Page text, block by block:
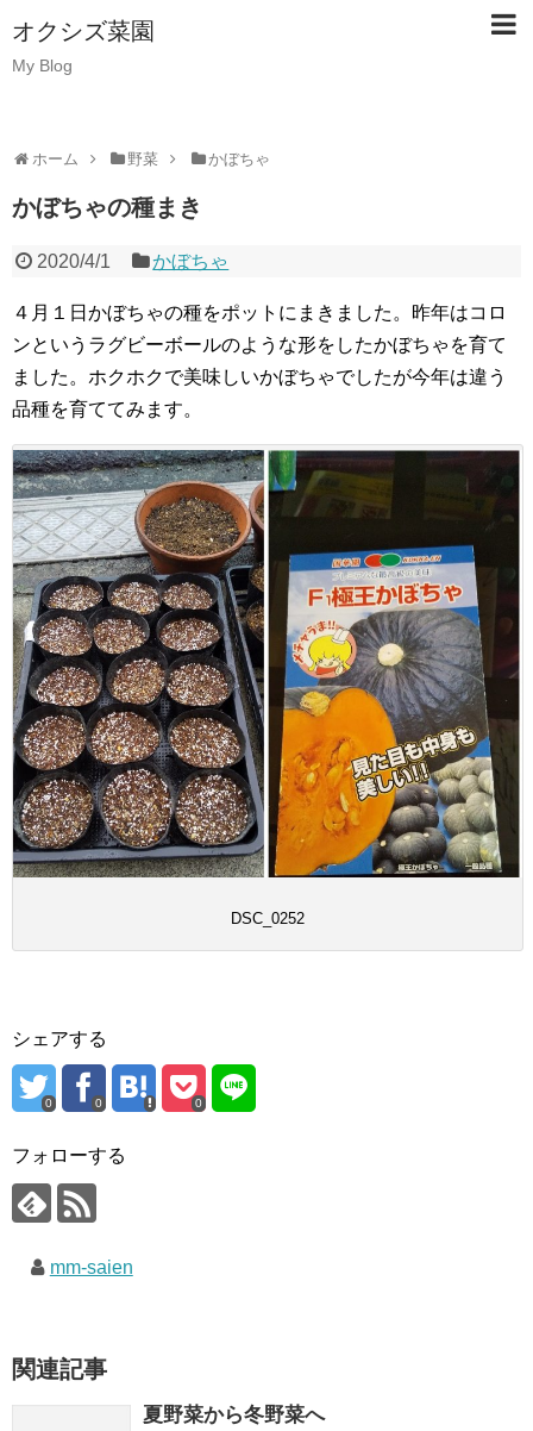
オクシズ菜園
My Blog
ホーム 野菜 かぼちゃ
かぼちゃの種まき
2020/4/1 かぼちゃ
４月１日かぼちゃの種をポットにまきました。昨年はコロ
ンというラグビーボールのような形をしたかぼちゃを育て
ました。ホクホクで美味しいかぼちゃでしたが今年は違う
品種を育ててみます。
DSC_0252
シェアする
0 0 0
フォローする
mm-saien
関連記事
夏野菜から冬野菜へ